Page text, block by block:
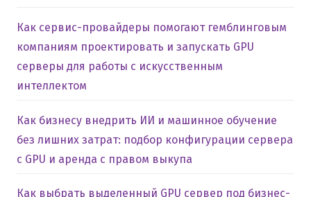
Как сервис-провайдеры помогают гемблинговым
компаниям проектировать и запускать GPU
серверы для работы с искусственным
интеллектом
Как бизнесу внедрить ИИ и машинное обучение
без лишних затрат: подбор конфигурации сервера
с GPU и аренда с правом выкупа
Как выбрать выделенный GPU сервер под бизнес-